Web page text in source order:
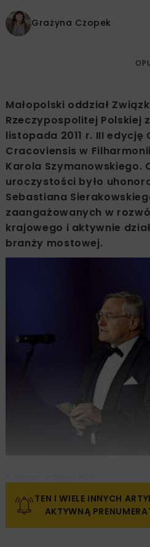
Grażyna Czopek
Małopolski oddział
Rzeczypospolitej Polskiej
listopada 2011 r. III edycję
Cracoviensis w
Karola Szymanowskiego.
uroczystości było
Sebastiana
zaangażowanych w
krajowego i aktywnie
branży mostowej.
TEN I WIELE INNYCH
AKTYWNĄ